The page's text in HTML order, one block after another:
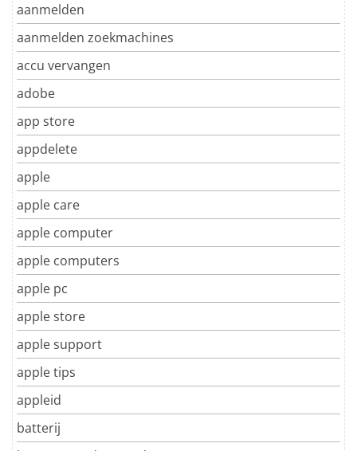
aanmelden
aanmelden zoekmachines
accu vervangen
adobe
app store
appdelete
apple
apple care
apple computer
apple computers
apple pc
apple store
apple support
apple tips
appleid
batterij